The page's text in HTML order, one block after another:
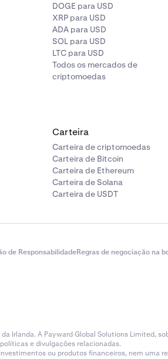
DOGE para USD
XRP para USD
ADA para USD
SOL para USD
LTC para USD
Todos os mercados de
criptomoedas
Carteira
Carteira de criptomoedas
Carteira de Bitcoin
Carteira de Ethereum
Carteira de Solana
Carteira de USDT
de ResponsabilidadeRegras de negociação na
Irlanda. A Payward Global Solutions Limited,
e divulgações relacionadas.
ou produtos financeiros, nem uma